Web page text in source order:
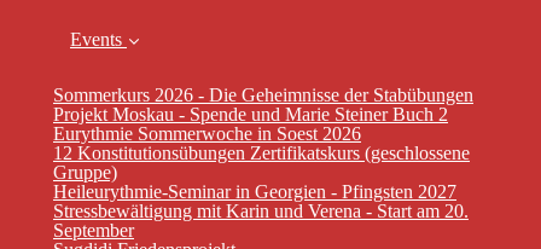
Events
Sommerkurs 2026 - Die Geheimnisse der Stabübungen
Projekt Moskau - Spende und Marie Steiner Buch 2
Eurythmie Sommerwoche in Soest 2026
12 Konstitutionsübungen Zertifikatskurs (geschlossene
Gruppe)
Heileurythmie-Seminar in Georgien - Pfingsten 2027
Stressbewältigung mit Karin und Verena - Start am 20.
September